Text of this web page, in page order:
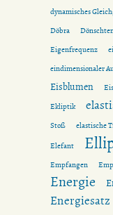
dynamisches
Döbra
Eigenfrequenz
eindimensionaler
Eisblumen
Ekliptik
Stoß
elastische
Elefant
Empfangen
Energie
Energiesatz